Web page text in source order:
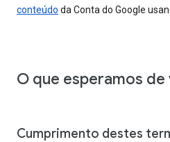
conteúdo da Conta do Google
O que esperamos de
Cumprimento destes